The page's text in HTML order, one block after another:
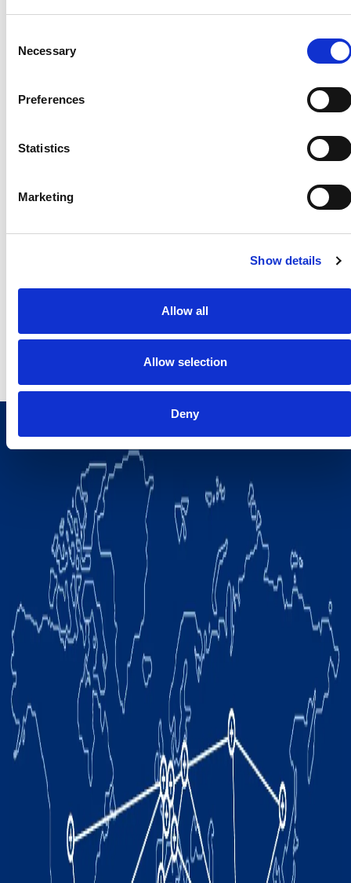
Selection
Necessary
Preferences
Statistics
Marketing
Show details
Allow all
Allow selection
Deny
sviluppa sistemi intelligenti e ad alte prestazioni per la
ottimizzando efficienza e affidabilità in diversi settori.
internazionale con 7 centri di innovazione e 11 stabilimenti
produttivi in 11 paesi, con 3.800 dipendenti. Automha ha
Cina, con un totale di 280 dipendenti.
giuseppe.costabile@comau.com
Monica Cavaliere
Mob. +39 3386684221